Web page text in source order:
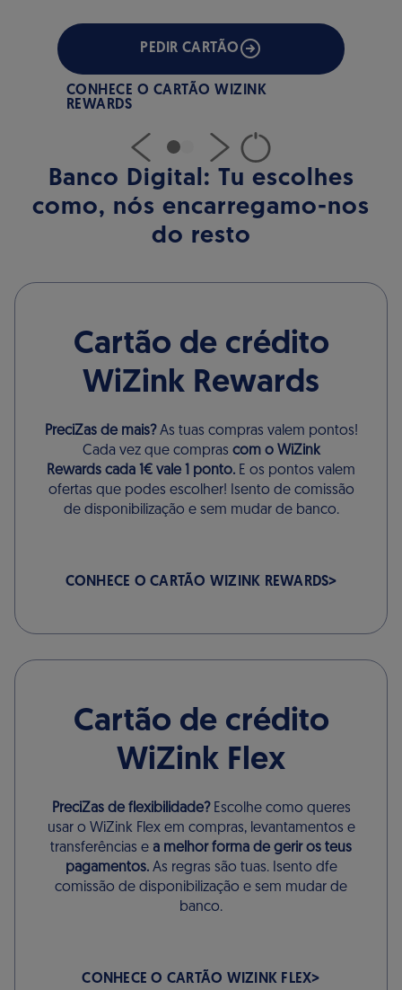
PEDIR CARTÃO
CONHECE O CARTÃO WIZINK
REWARDS
Banco Digital: Tu escolhes
como, nós encarregamo-nos
do resto
Cartão de crédito
WiZink Rewards
PreciZas de mais?As tuas compras valem pontos!
Cada vez que compras com o WiZink
Rewards cada 1€ vale 1 ponto. E os pontos valem
ofertas que podes escolher! Isento de comissão
de disponibilização e sem mudar de banco.
CONHECE O CARTÃO WIZINK REWARDS
Cartão de crédito
WiZink Flex
PreciZas de flexibilidade? Escolhe como queres
usar o WiZink Flex em compras, levantamentos e
transferências e a melhor forma de gerir os teus
pagamentos.As regras são tuas. Isento dfe
comissão de disponibilização e sem mudar de
banco.
CONHECE O CARTÃO WIZINK FLEX